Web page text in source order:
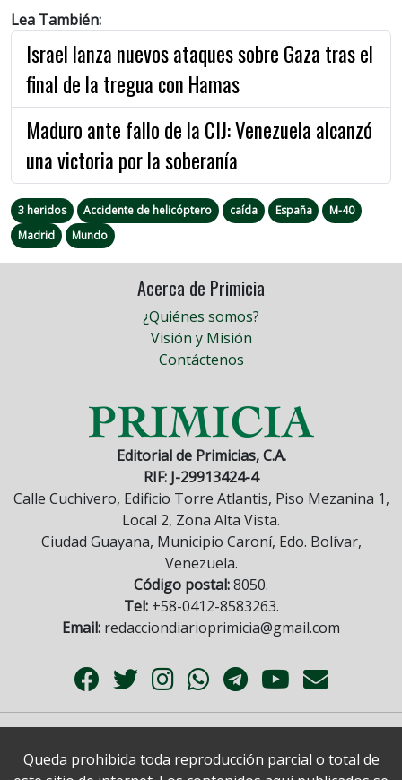
Lea También:
Israel lanza nuevos ataques sobre Gaza tras el
final de la tregua con Hamas
Maduro ante fallo de la CIJ: Venezuela alcanzó
una victoria por la soberanía
3 heridos Accidente de helicóptero caída España
M-40
Madrid
Mundo
Acerca de Primicia
¿Quiénes somos?
Visión y Misión
Contáctenos
Editorial de Primicias, C.A.
RIF: J-29913424-4
Calle Cuchivero, Edificio Torre Atlantis, Piso Mezanina 1,
Local 2, Zona Alta Vista.
Ciudad Guayana, Municipio Caroní, Edo. Bolívar,
Venezuela.
Código postal:8050.
Tel:+58-0412-8583263.
Email: redacciondiarioprimicia@gmail.com
Queda prohibida toda reproducción parcial o total de